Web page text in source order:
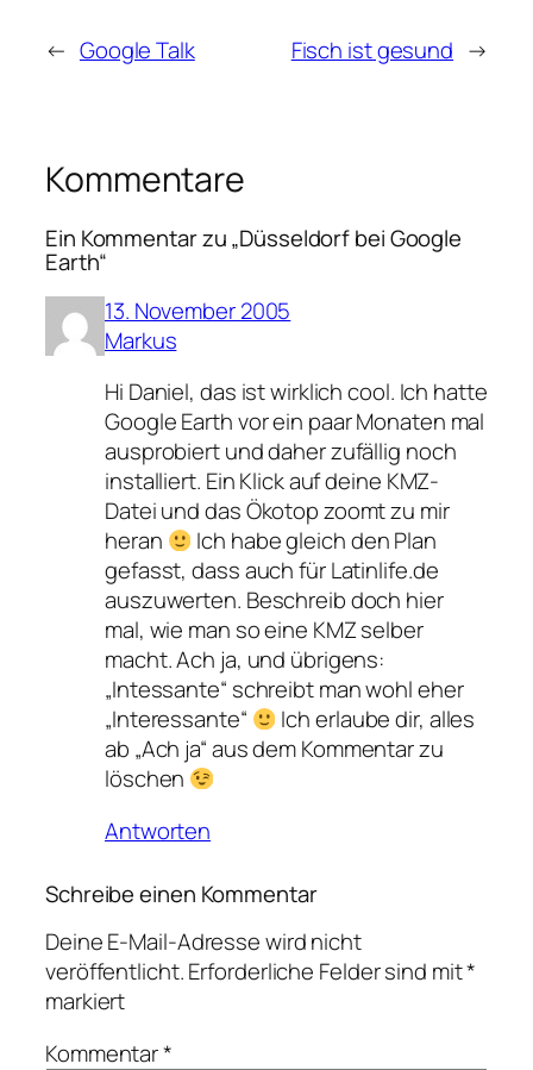
← Google Talk Fisch ist gesund →
Kommentare
Ein Kommentar zu „Düsseldorf bei Google
Earth“
13. November 2005
Markus
Hi Daniel, das ist wirklich cool. Ich hatte
Google Earth vor ein paar Monaten mal
ausprobiert und daher zufällig noch
installiert. Ein Klick auf deine KMZ-
Datei und das Ökotop zoomt zu mir
heran
Ich habe gleich den Plan
gefasst, dass auch für Latinlife.de
auszuwerten. Beschreib doch hier
mal, wie man so eine KMZ selber
macht. Ach ja, und übrigens:
„Intessante“ schreibt man wohl eher
„Interessante“
Ich erlaube dir, alles
ab „Ach ja“ aus dem Kommentar zu
löschen
Antworten
Schreibe einen Kommentar
Deine E-Mail-Adresse wird nicht
veröffentlicht.Erforderliche Felder sind mit*
markiert
Kommentar*